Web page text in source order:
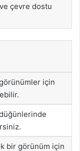
çevre dostu
için
bir görünüm için